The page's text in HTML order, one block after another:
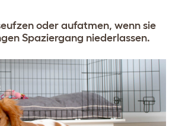
oder aufatmen, wenn sie
Spaziergang niederlassen.